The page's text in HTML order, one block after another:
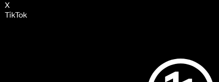
X
TikTok